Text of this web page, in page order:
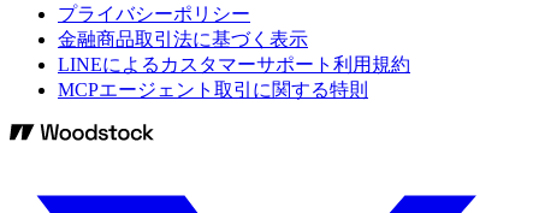
プライバシーポリシー
金融商品取引法に基づく表示
LINEによるカスタマーサポート利用規約
MCPエージェント取引に関する特則